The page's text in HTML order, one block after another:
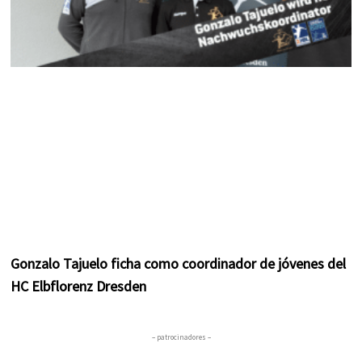
Gonzalo Tajuelo ficha como coordinador de jóvenes del
HC Elbflorenz Dresden
– patrocinadores –